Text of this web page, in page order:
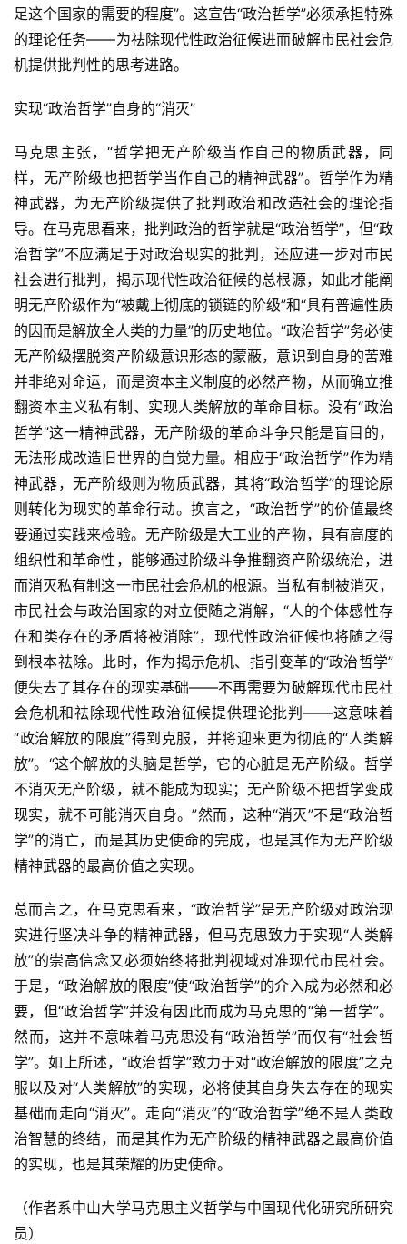
首
页
文
章
分
类
专
题
列
表
快
讯
更
多
页
面
足这个国家的需要的程度”。这宣告“政治哲学”必须承担特殊
的理论任务——为祛除现代性政治征候进而破解市民社会危
机提供批判性的思考进路。
实现“政治哲学”自身的“消灭”
马克思主张，“哲学把无产阶级当作自己的物质武器，同
样，无产阶级也把哲学当作自己的精神武器”。哲学作为精
神武器，为无产阶级提供了批判政治和改造社会的理论指
导。在马克思看来，批判政治的哲学就是“政治哲学”，但“政
治哲学”不应满足于对政治现实的批判，还应进一步对市民
社会进行批判，揭示现代性政治征候的总根源，如此才能阐
明无产阶级作为“被戴上彻底的锁链的阶级”和“具有普遍性质
的因而是解放全人类的力量”的历史地位。“政治哲学”务必使
无产阶级摆脱资产阶级意识形态的蒙蔽，意识到自身的苦难
并非绝对命运，而是资本主义制度的必然产物，从而确立推
翻资本主义私有制、实现人类解放的革命目标。没有“政治
哲学”这一精神武器，无产阶级的革命斗争只能是盲目的，
无法形成改造旧世界的自觉力量。相应于“政治哲学”作为精
神武器，无产阶级则为物质武器，其将“政治哲学”的理论原
则转化为现实的革命行动。换言之，“政治哲学”的价值最终
要通过实践来检验。无产阶级是大工业的产物，具有高度的
组织性和革命性，能够通过阶级斗争推翻资产阶级统治，进
而消灭私有制这一市民社会危机的根源。当私有制被消灭，
市民社会与政治国家的对立便随之消解，“人的个体感性存
在和类存在的矛盾将被消除”，现代性政治征候也将随之得
到根本祛除。此时，作为揭示危机、指引变革的“政治哲学”
便失去了其存在的现实基础——不再需要为破解现代市民社
会危机和祛除现代性政治征候提供理论批判——这意味着
“政治解放的限度”得到克服，并将迎来更为彻底的“人类解
放”。“这个解放的头脑是哲学，它的心脏是无产阶级。哲学
不消灭无产阶级，就不能成为现实；无产阶级不把哲学变成
现实，就不可能消灭自身。”然而，这种“消灭”不是“政治哲
学”的消亡，而是其历史使命的完成，也是其作为无产阶级
精神武器的最高价值之实现。
总而言之，在马克思看来，“政治哲学”是无产阶级对政治现
实进行坚决斗争的精神武器，但马克思致力于实现“人类解
放”的崇高信念又必须始终将批判视域对准现代市民社会。
于是，“政治解放的限度”使“政治哲学”的介入成为必然和必
要，但“政治哲学”并没有因此而成为马克思的“第一哲学”。
然而，这并不意味着马克思没有“政治哲学”而仅有“社会哲
学”。如上所述，“政治哲学”致力于对“政治解放的限度”之克
服以及对“人类解放”的实现，必将使其自身失去存在的现实
基础而走向“消灭”。走向“消灭”的“政治哲学”绝不是人类政
治智慧的终结，而是其作为无产阶级的精神武器之最高价值
的实现，也是其荣耀的历史使命。
（作者系中山大学马克思主义哲学与中国现代化研究所研究
员）